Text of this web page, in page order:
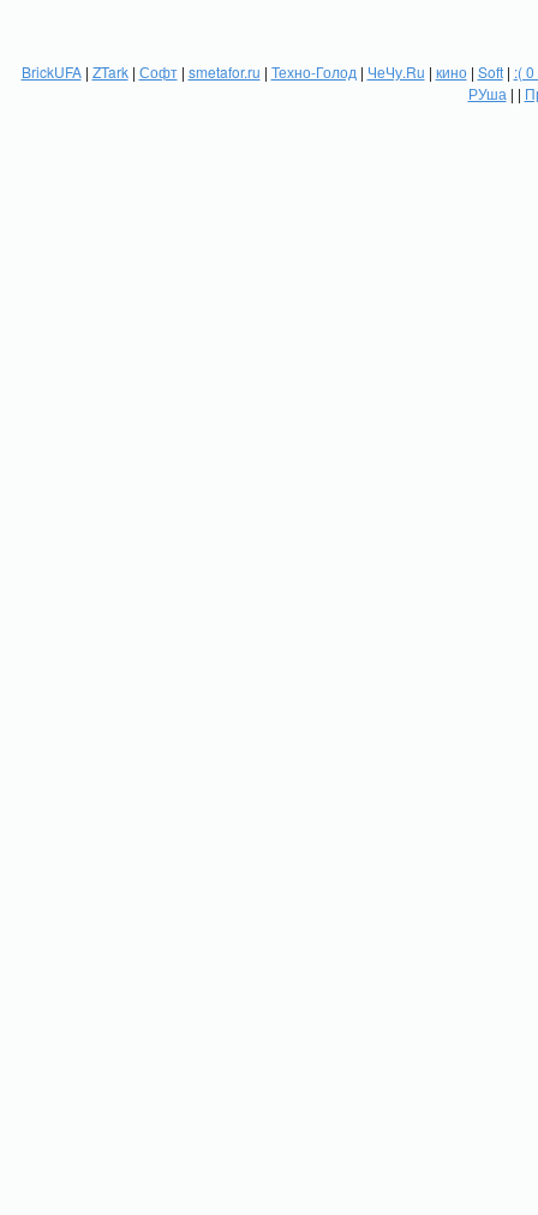
BrickUFA| ZTark| Софт| smetafor.ru | Техно-Голод | ЧеЧу.Ru | кино| Soft| :(
РУша | |